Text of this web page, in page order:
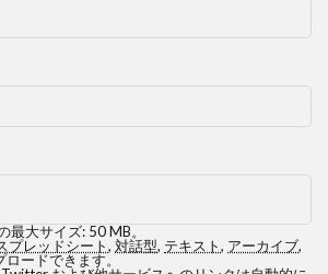
最大サイズ: 50 MB。
プレッドシート, 対話型, テキスト, アーカイブ,
ロードできます。